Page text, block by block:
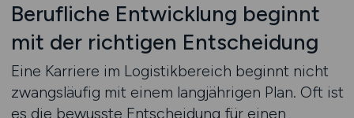
Berufliche Entwicklung beginnt
mit der richtigen Entscheidung
Eine Karriere im Logistikbereich beginnt nicht
zwangsläufig mit einem langjährigen Plan. Oft ist
es die bewusste Entscheidung für einen